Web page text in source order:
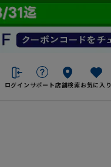
ログイン サポート店舗検索お気に入り